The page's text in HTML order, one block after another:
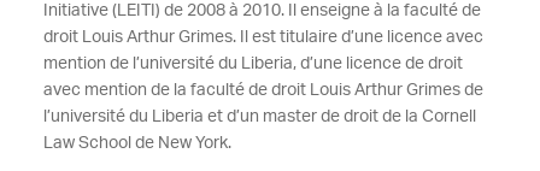
Initiative (LEITI) de 2008 à 2010. Il enseigne à la faculté de
droit Louis Arthur Grimes. Il est titulaire d’une licence avec
mention de l’université du Liberia, d’une licence de droit
avec mention de la faculté de droit Louis Arthur Grimes de
l’université du Liberia et d’un master de droit de la Cornell
Law School de New York.